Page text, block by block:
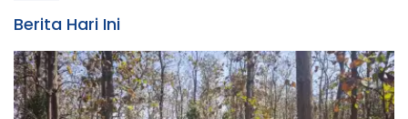
Berita Hari Ini